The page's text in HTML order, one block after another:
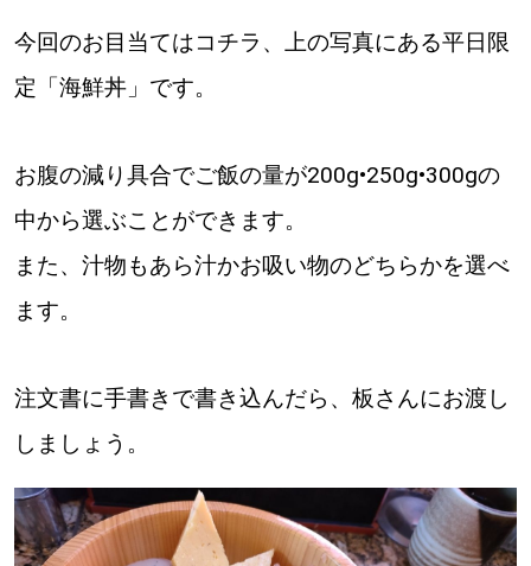
北海道で暮らす、あなたとつくる、
プライバシーポリシー
今回のお目当てはコチラ、上の写真にある平日限
定「海鮮丼」です。
お腹の減り具合でご飯の量が200g•250g•300gの
中から選ぶことができます。
また、汁物もあら汁かお吸い物のどちらかを選べ
ます。
注文書に手書きで書き込んだら、板さんにお渡し
しましょう。